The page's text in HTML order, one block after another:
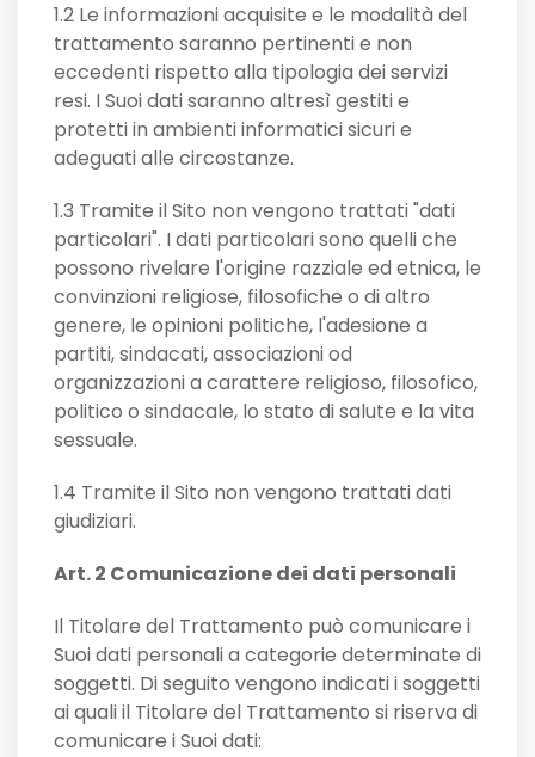
1.2 Le informazioni acquisite e le modalità del
trattamento saranno pertinenti e non
eccedenti rispetto alla tipologia dei servizi
resi. I Suoi dati saranno altresì gestiti e
protetti in ambienti informatici sicuri e
adeguati alle circostanze.
1.3 Tramite il Sito non vengono trattati "dati
particolari". I dati particolari sono quelli che
possono rivelare l'origine razziale ed etnica, le
convinzioni religiose, filosofiche o di altro
genere, le opinioni politiche, l'adesione a
partiti, sindacati, associazioni od
organizzazioni a carattere religioso, filosofico,
politico o sindacale, lo stato di salute e la vita
sessuale.
1.4 Tramite il Sito non vengono trattati dati
giudiziari.
Art. 2 Comunicazione dei dati personali
Il Titolare del Trattamento può comunicare i
Suoi dati personali a categorie determinate di
soggetti. Di seguito vengono indicati i soggetti
ai quali il Titolare del Trattamento si riserva di
comunicare i Suoi dati: